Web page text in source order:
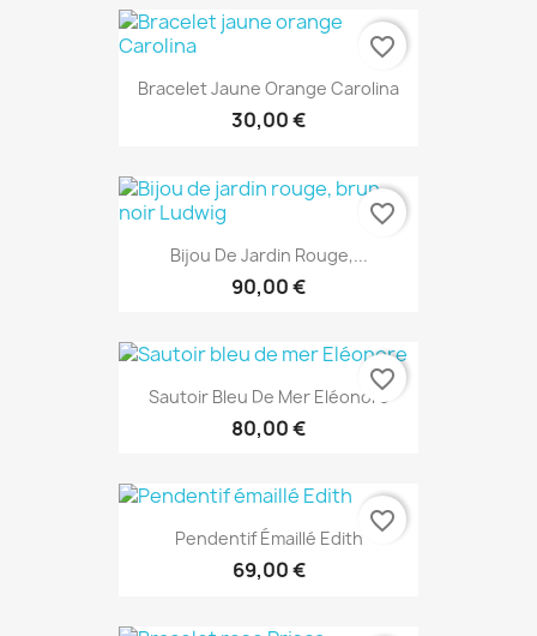
Bracelet Jaune Orange Carolina
30,00 €
favorite_border
Bijou De Jardin Rouge,...
90,00 €
favorite_border
Sautoir Bleu De Mer Eléonore
80,00 €
favorite_border
Pendentif Émaillé Edith
69,00 €
favorite_border